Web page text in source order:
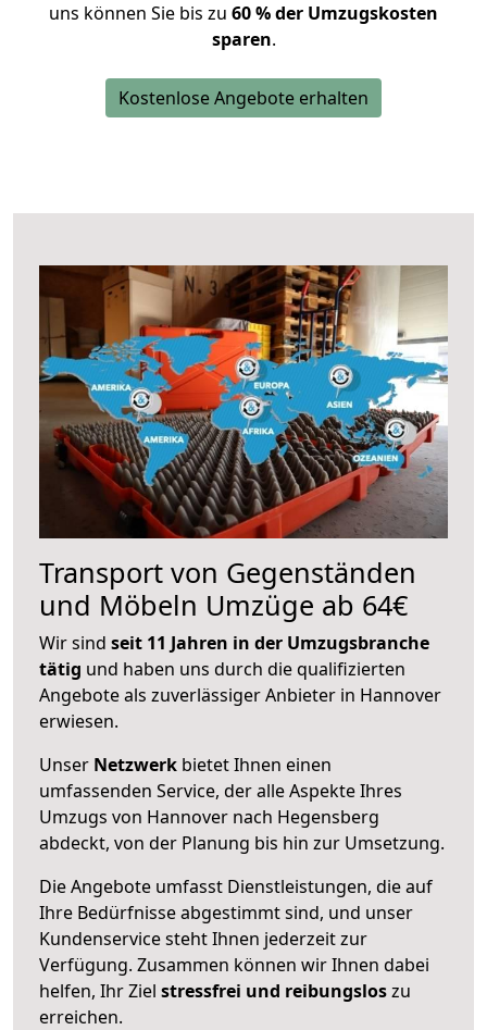
uns können Sie bis zu 60 % der Umzugskosten
sparen.
Kostenlose Angebote erhalten
Transport von Gegenständen
und Möbeln Umzüge ab 64€
Wir sind seit 11 Jahren in der Umzugsbranche
tätig und haben uns durch die qualifizierten
Angebote als zuverlässiger Anbieter in Hannover
erwiesen.
Unser Netzwerk bietet Ihnen einen
umfassenden Service, der alle Aspekte Ihres
Umzugs von Hannover nach Hegensberg
abdeckt, von der Planung bis hin zur Umsetzung.
Die Angebote umfasst Dienstleistungen, die auf
Ihre Bedürfnisse abgestimmt sind, und unser
Kundenservice steht Ihnen jederzeit zur
Verfügung. Zusammen können wir Ihnen dabei
helfen, Ihr Ziel stressfrei und reibungsloszu
erreichen.